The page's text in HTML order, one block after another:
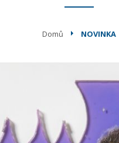
Domů NOVINKA